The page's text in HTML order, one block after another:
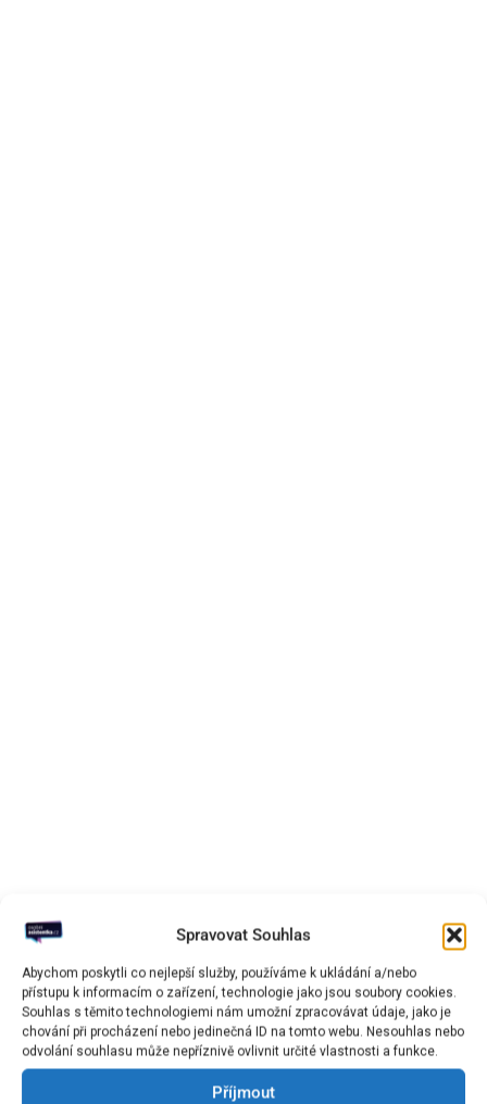
Spravovat Souhlas
Abychom poskytli co nejlepší služby, používáme k ukládání a/nebo
přístupu k informacím o zařízení, technologie jako jsou soubory cookies.
Souhlas s těmito technologiemi nám umožní zpracovávat údaje, jako je
chování při procházení nebo jedinečná ID na tomto webu. Nesouhlas nebo
odvolání souhlasu může nepříznivě ovlivnit určité vlastnosti a funkce.
Příjmout